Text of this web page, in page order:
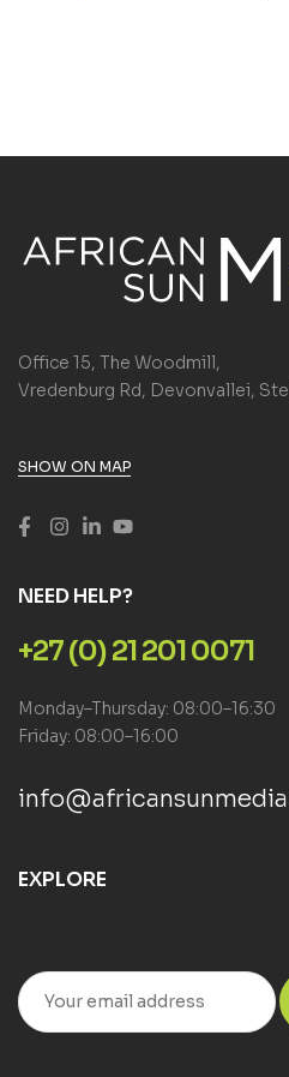
Office 15, The Woodmill,
Vredenburg Rd, Devonvallei,
SHOW ON MAP
NEED HELP?
+27 (0) 21 201 0071
Monday–Thursday: 08:00–16:30
Friday: 08:00–16:00
EXPLORE